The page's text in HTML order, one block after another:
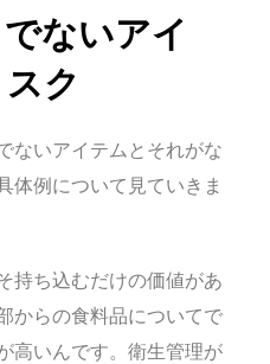
ないアイ
ク
ないアイテムとそれがな
体例について見ていきま
持ち込むだけの価値があ
からの食料品についてで
高いんです。衛生管理が